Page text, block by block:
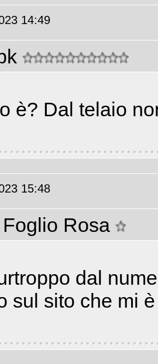
14:49
è? Dal telaio
15:48
Rosa
dal
sul sito che mi